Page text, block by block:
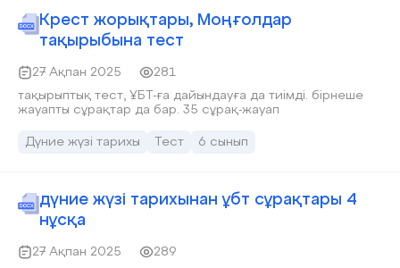
Крест жорықтары, Моңғолдар
тақырыбына тест
27 Ақпан 2025
281
тақырыптық тест, ҰБТ-ға дайындауға да тиімді. бірнеше
жауапты сұрақтар да бар. 35 сұрақ-жауап
Дүние жүзі тарихы Тест 6 сынып
дүние жүзі тарихынан ұбт сұрақтары 4
нұсқа
27 Ақпан 2025
289